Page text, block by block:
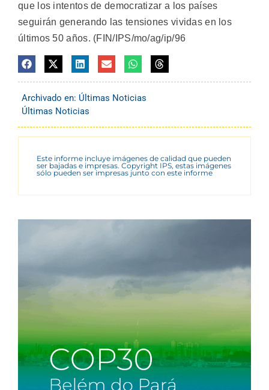
que los intentos de democratizar a los países
seguirán generando las tensiones vividas en los
últimos 50 años. (FIN/IPS/mo/ag/ip/96
Archivado en: Últimas Noticias
Últimas Noticias
Este informe incluye imágenes de calidad que pueden
ser bajadas e impresas. Copyright IPS, estas imágenes
sólo pueden ser impresas junto con este informe